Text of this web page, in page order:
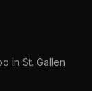
in St. Gallen